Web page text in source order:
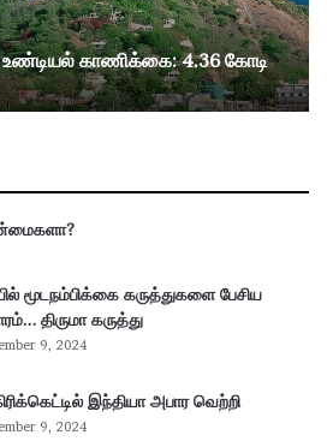
உண்டியல் காணிக்கை: 4.36 கோடி
மூடநம்பிக்கை கருத்துகளை பேசிய
திருமா கருத்து
9, 2024
இந்தியா அபார வெற்றி
9, 2024